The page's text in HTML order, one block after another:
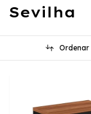
Sevilha
Ordenar